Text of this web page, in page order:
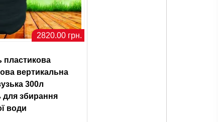
2820.00 грн.
пластикова
вертикальна
300л
для збирання
води